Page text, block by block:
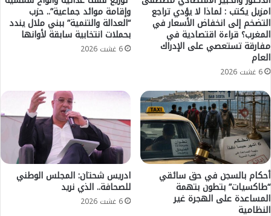
ث
3
0
أ
ل
ف
و
3
4
م
ن
ص
ب
ا
م
ه
و
ر
و
ي
س
ط
أ
م
ا
م
س
ط
ا
د
امزيل يكتب : لماذا لا يؤدي تراجع
التضخم إلى انخفاض الأسعار في
المغرب؟ قراءة اقتصادية في
مفارقة تستعصي على الإدراك
العام
6 غشت 2026
وإقامة موائد جماعية”.. حزب
“العدالة والتنمية” ببني ملال يندد
بحملات انتخابية سابقة لأوانها
6 غشت 2026
أحكام بالسجن في حق سائقي
“طاكسيات” بتطون بتهمة
المساعدة على الهجرة غير
النظامية
ادريس شحتان: المجلس الوطني
للصحافة.. الذي نريد
6 غشت 2026